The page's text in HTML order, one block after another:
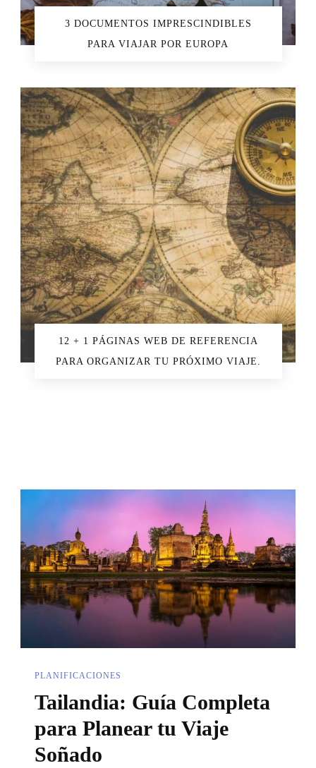
3 DOCUMENTOS IMPRESCINDIBLES
PARA VIAJAR POR EUROPA
12 + 1 PÁGINAS WEB DE REFERENCIA
PARA ORGANIZAR TU PRÓXIMO VIAJE.
PLANIFICACIONES
Tailandia: Guía Completa
para Planear tu Viaje
Soñado